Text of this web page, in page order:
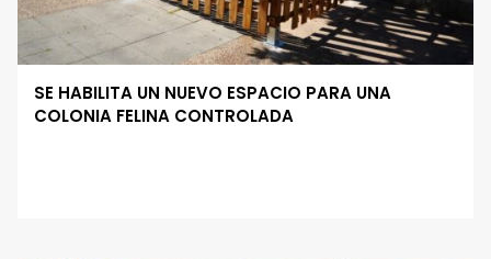
SE HABILITA UN NUEVO ESPACIO PARA UNA
COLONIA FELINA CONTROLADA